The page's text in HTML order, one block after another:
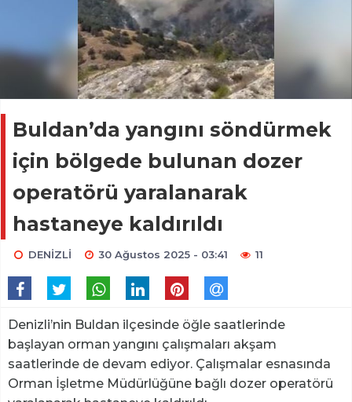
Buldan’da yangını söndürmek
için bölgede bulunan dozer
operatörü yaralanarak
hastaneye kaldırıldı
DENİZLİ 30 Ağustos 2025 - 03:41 11
Denizli’nin Buldan ilçesinde öğle saatlerinde
başlayan orman yangını çalışmaları akşam
saatlerinde de devam ediyor. Çalışmalar esnasında
Orman İşletme Müdürlüğüne bağlı dozer operatörü